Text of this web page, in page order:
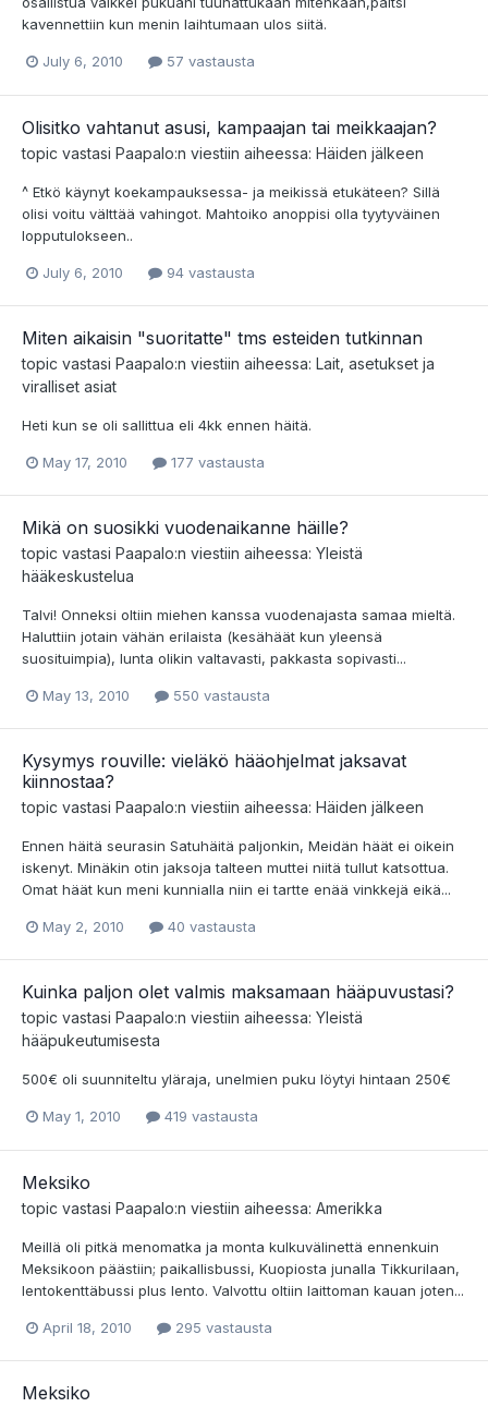
kavennettiin kun menin laihtumaan ulos siitä.
July 6, 2010 57 vastausta
Olisitko vahtanut asusi, kampaajan tai meikkaajan?
topic vastasi Paapalo:n viestiin aiheessa: Häiden jälkeen
^ Etkö käynyt koekampauksessa- ja meikissä etukäteen? Sillä
olisi voitu välttää vahingot. Mahtoiko anoppisi olla tyytyväinen
lopputulokseen..
July 6, 2010 94 vastausta
Miten aikaisin "suoritatte" tms esteiden tutkinnan
topic vastasi Paapalo:n viestiin aiheessa: Lait, asetukset ja
viralliset asiat
Heti kun se oli sallittua eli 4kk ennen häitä.
May 17, 2010 177 vastausta
Mikä on suosikki vuodenaikanne häille?
topic vastasi Paapalo:n viestiin aiheessa: Yleistä
hääkeskustelua
Talvi! Onneksi oltiin miehen kanssa vuodenajasta samaa mieltä.
Haluttiin jotain vähän erilaista (kesähäät kun yleensä
suosituimpia), lunta olikin valtavasti, pakkasta sopivasti...
May 13, 2010 550 vastausta
Kysymys rouville: vieläkö hääohjelmat jaksavat
kiinnostaa?
topic vastasi Paapalo:n viestiin aiheessa: Häiden jälkeen
Ennen häitä seurasin Satuhäitä paljonkin, Meidän häät ei oikein
iskenyt. Minäkin otin jaksoja talteen muttei niitä tullut katsottua.
Omat häät kun meni kunnialla niin ei tartte enää vinkkejä eikä...
May 2, 2010 40 vastausta
Kuinka paljon olet valmis maksamaan hääpuvustasi?
topic vastasi Paapalo:n viestiin aiheessa: Yleistä
hääpukeutumisesta
500€ oli suunniteltu yläraja, unelmien puku löytyi hintaan 250€
May 1, 2010 419 vastausta
Meksiko
topic vastasi Paapalo:n viestiin aiheessa: Amerikka
Meillä oli pitkä menomatka ja monta kulkuvälinettä ennenkuin
Meksikoon päästiin; paikallisbussi, Kuopiosta junalla Tikkurilaan,
lentokenttäbussi plus lento. Valvottu oltiin laittoman kauan joten...
April 18, 2010 295 vastausta
Meksiko